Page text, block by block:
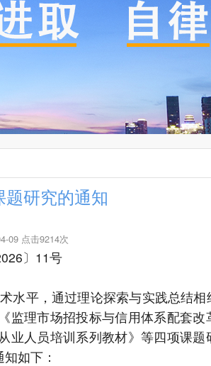
研究的通知
09 点击9214次
〕11号
水平，通过理论探索与实践总结
监理市场招投标与信用体系配套改
业人员培训系列教材》等四项课题
如下：